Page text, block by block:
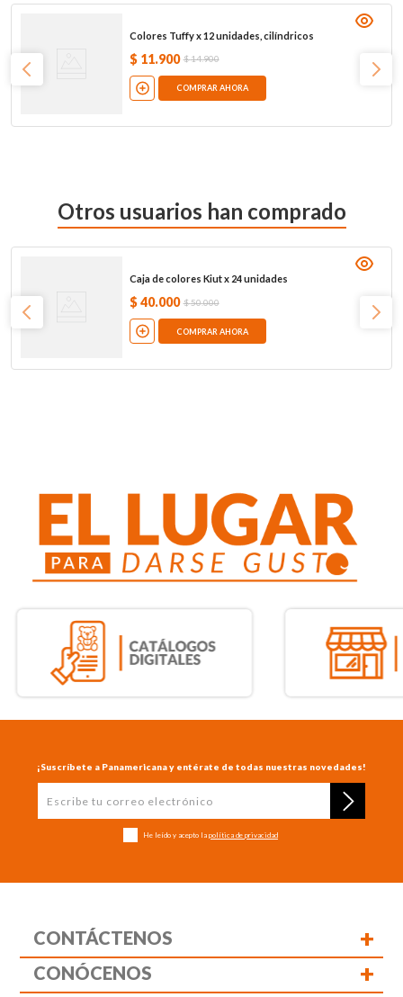
Colores Tuffy x 12 unidades, cilíndricos
$ 11.900 $14.900
COMPRAR AHORA
Otros usuarios han comprado
Caja de colores Kiut x 24 unidades
$ 40.000 $50.000
COMPRAR AHORA
¡Suscríbete a Panamericana y entérate de todas nuestras novedades!
He leído y acepto la política de privacidad
CONTÁCTENOS +
CONÓCENOS +